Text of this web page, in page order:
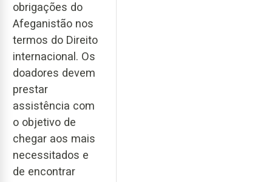
obrigações do
Afeganistão nos
termos do Direito
internacional. Os
doadores devem
prestar
assistência com
o objetivo de
chegar aos mais
necessitados e
de encontrar